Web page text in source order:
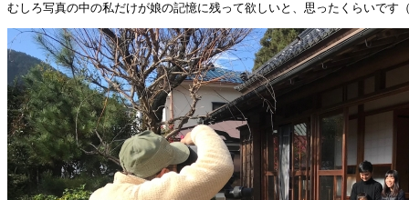
むしろ写真の中の私だけが娘の記憶に残って欲しいと、思ったくらいです